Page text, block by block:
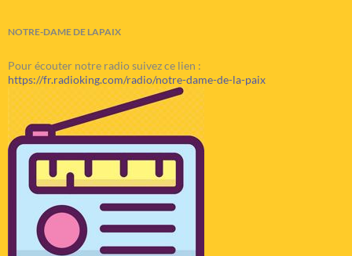
NOTRE-DAME DE LAPAIX
Pour écouter notre radio suivez ce lien :
https://fr.radioking.com/radio/notre-dame-de-la-paix